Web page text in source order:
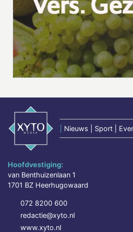
Nieuws | Sport |
Hoofdvestiging:
van Benthuizenlaan 1
1701 BZ Heerhugowaard
072 8200 600
redactie@xyto.nl
www.xyto.nl